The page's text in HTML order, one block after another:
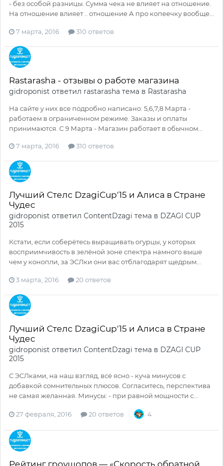
- без особой разницы. Сумма чека не влияет на отношение.
На отношение влияет .. отношение А про копеечку вообще...
7 марта, 2016 310 ответов
Rastarasha - отзывы о работе магазина
gidroponist ответил rastarasha тема в Rastarasha
На сайте у них все подробно написано: 5,6,7,8 Марта -
работаем в ограниченном режиме. Заказы и оплаты
принимаются. С 9 Марта - Магазин работает в обычном...
7 марта, 2016 310 ответов
Лучший Стелс DzagiCup'15 и Алиса в Cтране
Чудес
gidroponist ответил ContentDzagi тема в DZAGI CUP
2015
Кстати, если соберётесь выращивать огурцы, у которых
восприимчивость в зелёной зоне спектра намного выше
чем у конопли, за ЭСЛки они вас отблагодарят щедрым...
3 марта, 2016 20 ответов
Лучший Стелс DzagiCup'15 и Алиса в Cтране
Чудес
gidroponist ответил ContentDzagi тема в DZAGI CUP
2015
С ЭСЛками, на наш взгляд, всё ясно - куча минусов с
добавкой сомнительных плюсов. Согласитесь, перспектива
не самая желанная. Минусы: - при равной мощности с...
27 февраля, 2016 20 ответов 4
Рейтинг гроушопов — «Скорость обратной